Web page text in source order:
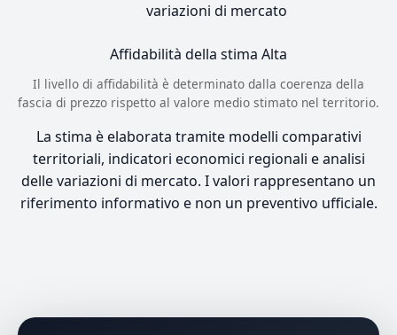
variazioni di mercato
Affidabilità della stima Alta
Il livello di affidabilità è determinato dalla coerenza della
fascia di prezzo rispetto al valore medio stimato nel territorio.
La stima è elaborata tramite modelli comparativi
territoriali, indicatori economici regionali e analisi
delle variazioni di mercato. I valori rappresentano un
riferimento informativo e non un preventivo ufficiale.